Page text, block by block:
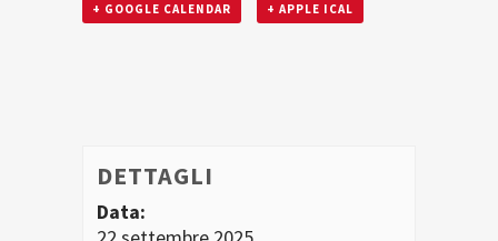
+ GOOGLE CALENDAR + APPLE ICAL
DETTAGLI
Data: